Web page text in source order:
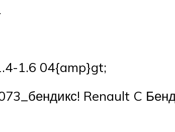
1.6 04{amp}gt;
Renault C